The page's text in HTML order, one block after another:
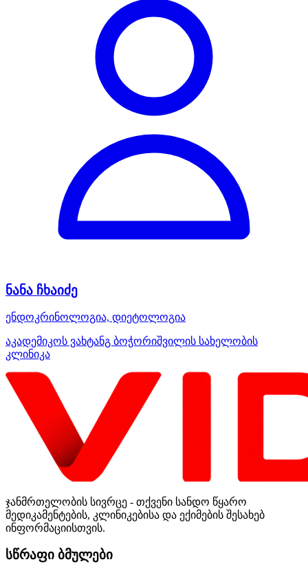
ნანა ჩხაიძე
ენდოკრინოლოგია, დიეტოლოგია
აკადემიკოს ვახტანგ ბოჭორიშვილის სახელობის
კლინიკა
ჯანმრთელობის სივრცე - თქვენი სანდო წყარო
მედიკამენტების, კლინიკებისა და ექიმების შესახებ
ინფორმაციისთვის.
სწრაფი ბმულები